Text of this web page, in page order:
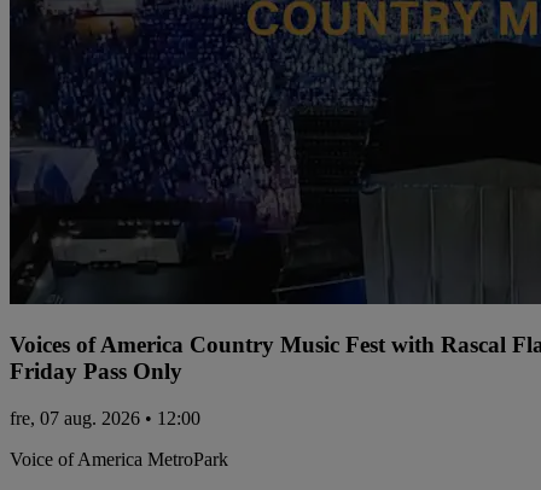
Voices of America Country Music Fest with Rascal
Friday Pass Only
fre, 07 aug. 2026 • 12:00
Voice of America MetroPark